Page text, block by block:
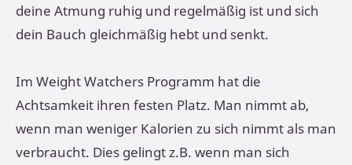
deine Atmung ruhig und regelmäßig ist und sich
dein Bauch gleichmäßig hebt und senkt.
Im Weight Watchers Programm hat die
Achtsamkeit ihren festen Platz. Man nimmt ab,
wenn man weniger Kalorien zu sich nimmt als man
verbraucht. Dies gelingt z.B. wenn man sich